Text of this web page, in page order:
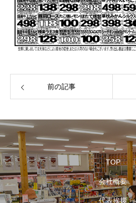
前の記事
TOP
会社概要
代表挨拶